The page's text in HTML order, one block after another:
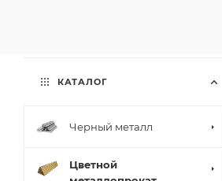
КАТАЛОГ
Черный металл
Цветной